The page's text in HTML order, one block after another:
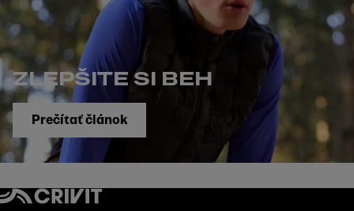
ZLEPŠITE SI BEH
Prečítať článok